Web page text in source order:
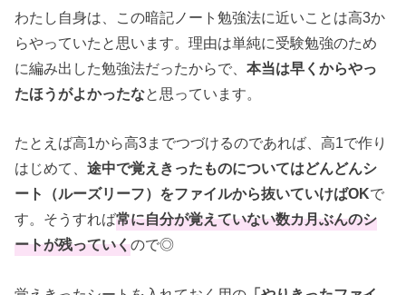
わたし自身は、この暗記ノート勉強法に近いことは高3か
らやっていたと思います。理由は単純に受験勉強のため
に編み出した勉強法だったからで、本当は早くからやっ
たほうがよかったなと思っています。
たとえば高1から高3までつづけるのであれば、高1で作り
はじめて、途中で覚えきったものについてはどんどんシ
ート（ルーズリーフ）をファイルから抜いていけばOKで
す。そうすれば常に自分が覚えていない数カ月ぶんのシ
ートが残っていくので◎